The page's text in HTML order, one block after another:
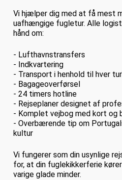
Vi hjælper dig med at få mest
uafhængige fugletur. Alle
hånd om:
- Lufthavnstransfers
- Indkvartering
- Transport i henhold til hver
- Bagageoverførsel
- 24 timers hotline
- Rejseplaner designet af
- Komplet vejbog med kort og
- Overbærende tip om
kultur
Vi fungerer som din usynlige
for, at din fuglekikkerferie
varige glade minder.